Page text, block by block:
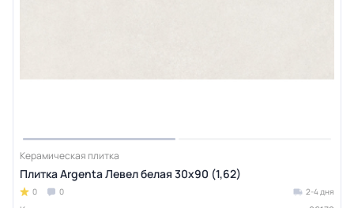
Керамическая плитка
Плитка Argenta Левел белая 30х90 (1,62)
0 0 2-4 дня